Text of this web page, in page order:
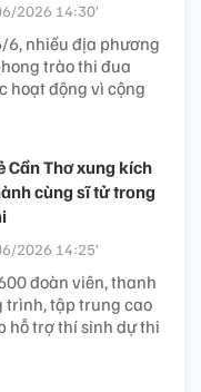
2026 14:30’
6, nhiều địa phương
trào thi đua
hoạt động vì cộng
Cần Thơ xung kích
cùng sĩ tử trong
2026 14:25’
đoàn viên, thanh
trình, tập trung cao
hỗ trợ thí sinh dự thi